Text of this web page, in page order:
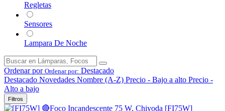
Regletas
Sensores
Lampara De Noche
Ordenar por Ordenar por: Destacado
Destacado Novedades Nombre (A-Z) Precio - Bajo a alto Precio -
Alto a bajo
Filtros